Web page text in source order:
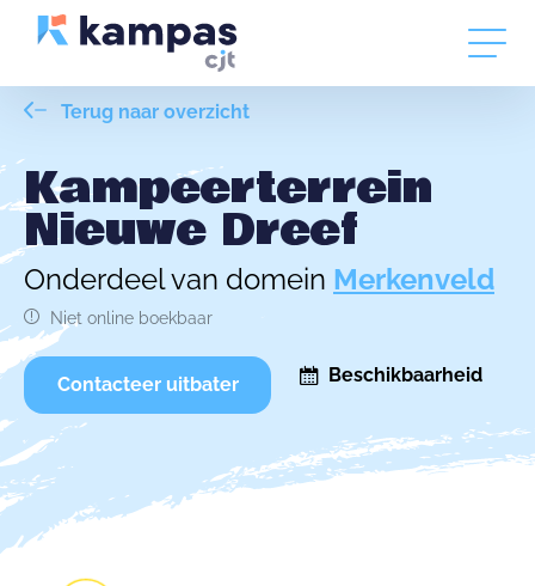
Terug naar overzicht
Kampeerterrein
Nieuwe Dreef
Onderdeel van domein Merkenveld
Niet online boekbaar
Contacteer uitbater Beschikbaarheid